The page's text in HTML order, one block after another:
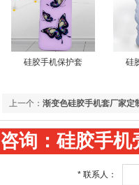
硅胶手机保护套 硅
上一个： 渐变色硅胶手机套厂家定
咨询：硅胶手机
* 联系人：